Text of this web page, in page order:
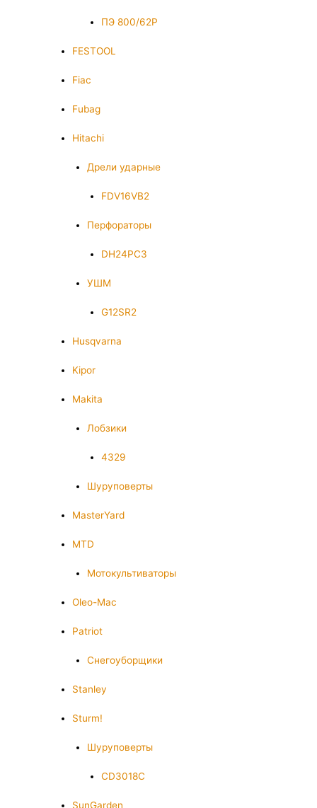
ПЭ 800/62Р
FESTOOL
Fiac
Fubag
Hitachi
Дрели ударные
FDV16VB2
Перфораторы
DH24PC3
УШМ
G12SR2
Husqvarna
Kipor
Makita
Лобзики
4329
Шуруповерты
MasterYard
MTD
Мотокультиваторы
Oleo-Mac
Patriot
Снегоуборщики
Stanley
Sturm!
Шуруповерты
CD3018C
SunGarden